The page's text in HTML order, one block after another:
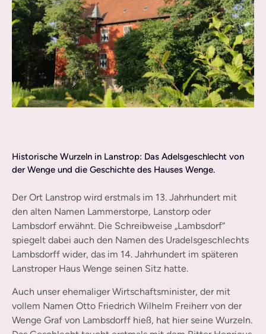
Historische Wurzeln in Lanstrop: Das Adelsgeschlecht von
der Wenge und die Geschichte des Hauses Wenge.
Der Ort Lanstrop wird erstmals im 13. Jahrhundert mit
den alten Namen Lammerstorpe, Lanstorp oder
Lambsdorf erwähnt. Die Schreibweise „Lambsdorf“
spiegelt dabei auch den Namen des Uradelsgeschlechts
Lambsdorff wider, das im 14. Jahrhundert im späteren
Lanstroper Haus Wenge seinen Sitz hatte.
Auch unser ehemaliger Wirtschaftsminister, der mit
vollem Namen Otto Friedrich Wilhelm Freiherr von der
Wenge Graf von Lambsdorff hieß, hat hier seine Wurzeln.